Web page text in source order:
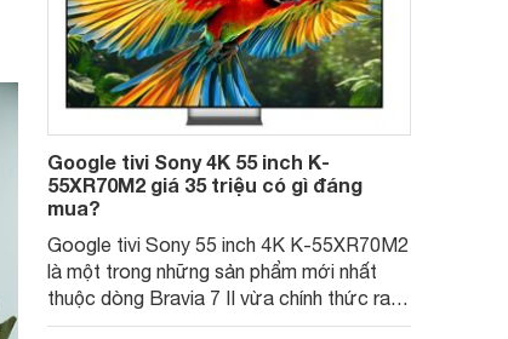
Google tivi Sony 4K 55 inch K-
55XR70M2 giá 35 triệu có gì đáng
mua?
Google tivi Sony 55 inch 4K K-55XR70M2
là một trong những sản phẩm mới nhất
thuộc dòng Bravia 7 II vừa chính thức ra
mắt tại thị trường Việt Nam. Không chỉ là